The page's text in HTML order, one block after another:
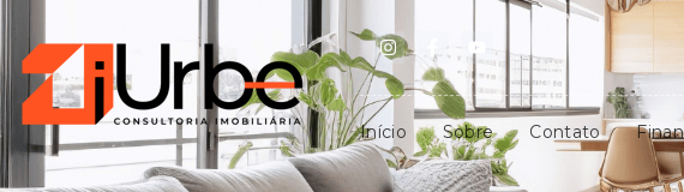
Início Sobre Contato